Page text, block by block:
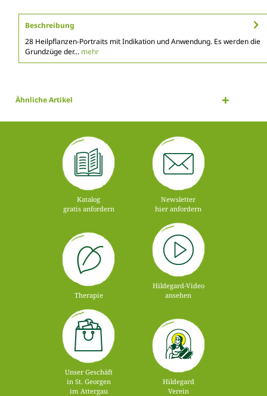
Beschreibung
28 Heilpflanzen-Portraits mit Indikation und Anwendung. Es werden die
Grundzüge der... mehr
Ähnliche Artikel
Katalog
gratis anfordern
Newsletter
hier anfordern
Therapie
Hildegard-Video
ansehen
Unser Geschäft
in St. Georgen
im Attergau
Hildegard
Verein